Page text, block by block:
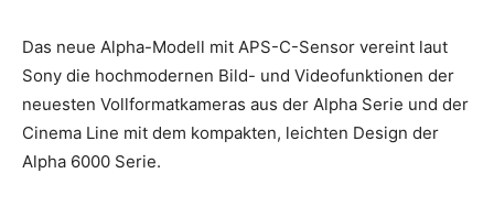
Das neue Alpha-Modell mit APS-C-Sensor vereint laut
Sony die hochmodernen Bild- und Videofunktionen der
neuesten Vollformatkameras aus der Alpha Serie und der
Cinema Line mit dem kompakten, leichten Design der
Alpha 6000 Serie.